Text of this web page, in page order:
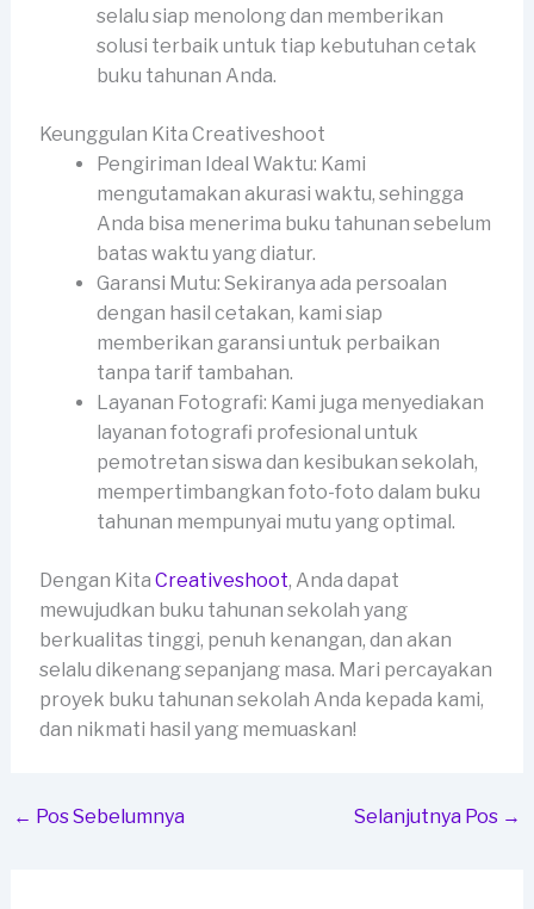
selalu siap menolong dan memberikan
solusi terbaik untuk tiap kebutuhan cetak
buku tahunan Anda.
Keunggulan Kita Creativeshoot
Pengiriman Ideal Waktu: Kami
mengutamakan akurasi waktu, sehingga
Anda bisa menerima buku tahunan sebelum
batas waktu yang diatur.
Garansi Mutu: Sekiranya ada persoalan
dengan hasil cetakan, kami siap
memberikan garansi untuk perbaikan
tanpa tarif tambahan.
Layanan Fotografi: Kami juga menyediakan
layanan fotografi profesional untuk
pemotretan siswa dan kesibukan sekolah,
mempertimbangkan foto-foto dalam buku
tahunan mempunyai mutu yang optimal.
Dengan Kita Creativeshoot, Anda dapat
mewujudkan buku tahunan sekolah yang
berkualitas tinggi, penuh kenangan, dan akan
selalu dikenang sepanjang masa. Mari percayakan
proyek buku tahunan sekolah Anda kepada kami,
dan nikmati hasil yang memuaskan!
← Pos Sebelumnya Selanjutnya Pos →